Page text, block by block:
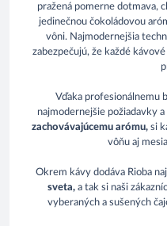
pražená pomerne dotmava,
jedinečnou čokoládovou
vôni. Najmodernejšia
zabezpečujú, že každé
Vďaka profesionálnemu
najmodernejšie požiadavky a
zachovávajúcemu arómu,si
vôňu aj
Okrem kávy dodáva Rioba
sveta, a tak si naši
vyberaných a sušených